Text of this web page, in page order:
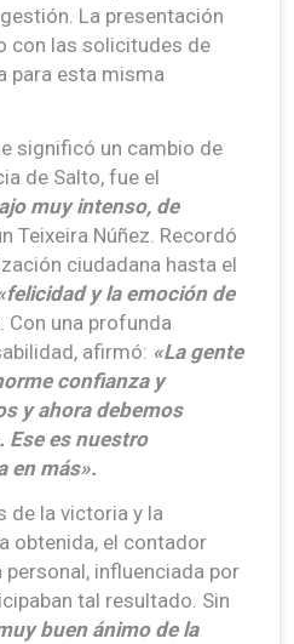
La presentación
con las solicitudes de
para esta misma
significó un cambio de
de Salto, fue el
muy intenso, de
Teixeira Núñez. Recordó
ciudadana hasta el
y la emoción de
. Con una profunda
afirmó: «La gente
confianza y
y ahora debemos
Ese es nuestro
en más».
de la victoria y la
obtenida, el contador
influenciada por
tal resultado. Sin
buen ánimo de la